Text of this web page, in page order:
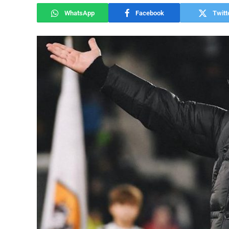
WhatsApp Facebook